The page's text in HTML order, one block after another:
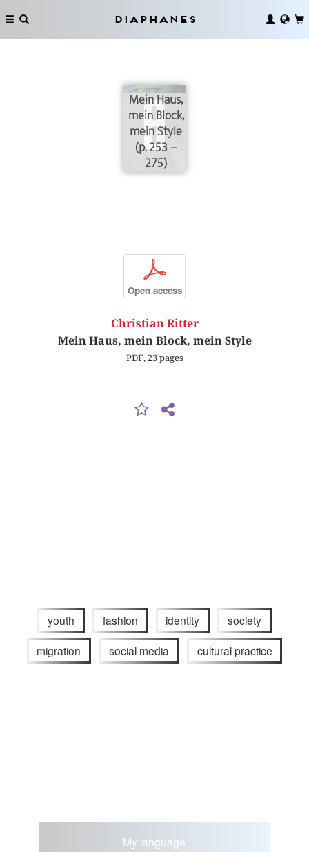
Diaphanes
Mein Haus,
mein Block,
mein Style
(p. 253 –
275)
p
Open access
Christian Ritter
Mein Haus, mein Block, mein Style
PDF, 23 pages
youth fashion identity society
migration social media cultural practice
My language